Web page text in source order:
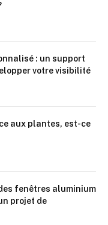
: un support
votre visibilité
aux plantes, est-ce
fenêtres aluminium
projet de